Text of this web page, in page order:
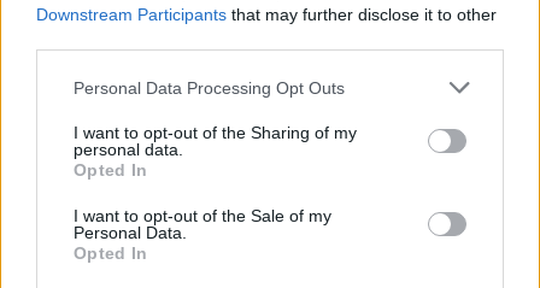
Downstream Participants that may further disclose it to other
Personal Data Processing Opt Outs
I want to opt-out of the Sharing of my
personal data.
Opted In
I want to opt-out of the Sale of my
Personal Data.
Opted In
Totaalinen möyhennys –
Leijonat murskasi Latvian
Konsta Helenius pääsee irti –